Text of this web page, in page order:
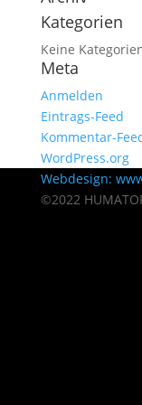
Kategorien
Keine
Meta
Anmelden
Eintrags-Feed
Kommentar-
WordPress.org
Webdesign:
©2022